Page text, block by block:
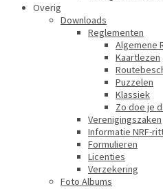
Overig
Downloads
Reglementen
Algemene
Kaartlezen
Puzzelen
Klassiek
Zo doe je
Verenigingszaken
Informatie NRF-
Formulieren
Licenties
Verzekering
Foto Albums